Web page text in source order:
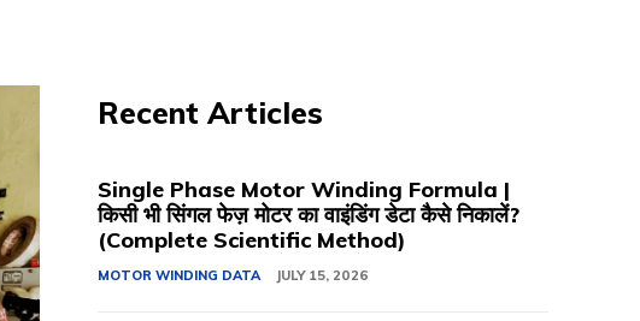
Recent Articles
Single Phase Motor Winding Formula |
किसी भी सिंगल फेज़ मोटर का वाइंडिंग डेटा कैसे निकालें?
(Complete Scientific Method)
MOTOR WINDING DATA JULY 15, 2026